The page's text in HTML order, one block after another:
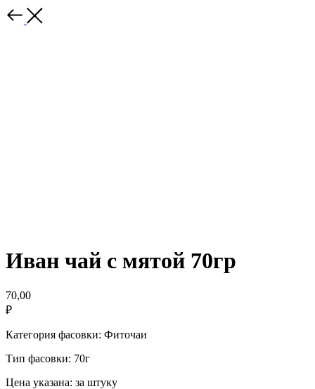
Иван чай с мятой 70гр
70,00
₽
Категория фасовки: Фиточаи
Тип фасовки: 70г
Цена указана: за штуку